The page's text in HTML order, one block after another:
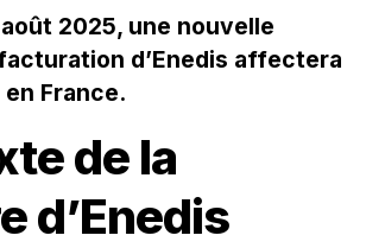
2025, une nouvelle
d’Enedis affectera
France.
de la
d’Enedis